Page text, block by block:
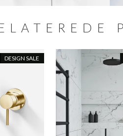
DESIGN SALE